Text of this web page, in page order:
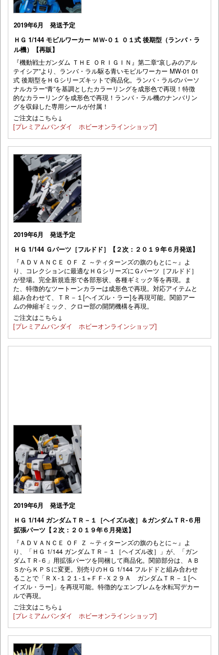
2019年6月 発送予定
ＨＧ 1/144 モビルワーカー ＭＷ-０１ ０１式 後期型（ランバ・ラ
ル機）【再販】
『機動戦士ガンダム ＴＨＥ ＯＲＩＧＩＮ』第二章“哀しみのアル
テイシア”より、ランバ・ラル駆る青いモビルワーカー MW-01 01
式 後期型をＨＧシリーズキットで商品化。ランバ・ラルのパーソ
ナルカラー“青”を基調としたカラーリングを成形色で再現！特徴
的なカラーリングを成形色で再現！ランバ・ラル機のナンバリン
グを収録した専用シールが付属！
ご注文はこちら↓
[プレミアムバンダイ ホビーオンラインショップ]
2019年6月 発送予定
ＨＧ 1/144 Ｇパーツ［フルドド］【２次：２０１９年６月発送】
『ＡＤＶＡＮＣＥ ＯＦ Ｚ ～ティターンズの旗のもとに～』よ
り、コレクションに最適なＨＧシリーズにＧパーツ［フルドド］
が登場。完全新規造形で各部形状、各種ギミック等を再現。ま
た、特徴的なツートーンカラーは成形色で再現。対応アイテムと
組み合わせて、ＴＲ－１[ヘイズル・ラー]を再現可能。関節アー
ムの伸縮ギミック、クロー部の開閉機構を再現。
ご注文はこちら↓
[プレミアムバンダイ ホビーオンラインショップ]
2019年6月 発送予定
ＨＧ 1/144 ガンダムＴＲ－１［ヘイズル改］＆ガンダムＴＲ-６用
拡張パーツ【２次：２０１９年６月発送】
『ＡＤＶＡＮＣＥ ＯＦ Ｚ ～ティターンズの旗のもとに～』よ
り、「ＨＧ 1/144 ガンダムＴＲ－１［ヘイズル改］」が、「ガン
ダムＴＲ-６」用拡張パーツを同梱して商品化。関節部分は、ＡＢ
ＳからＫＰＳに変更。別売りのＨＧ 1/144 フルドドと組み合わせ
ることで「ＲＸ-１２１-１+ＦＦ-Ｘ２９Ａ ガンダムＴＲ－１[ヘ
イズル・ラー]」を再現可能。特徴的なエンブレムを水転写デカー
ルで再現。
ご注文はこちら↓
[プレミアムバンダイ ホビーオンラインショップ]